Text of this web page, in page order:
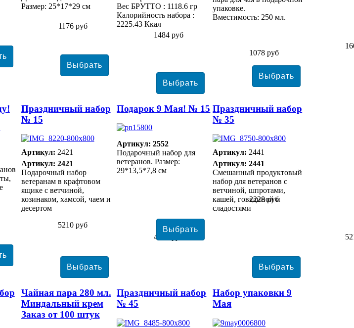
1176 руб
Размер: 25*17*29 см
1484 руб
Вес БРУТТО : 1118.6 гр
Калорийность набора :
2225.43 Ккал
1078 руб
упаковке.
Вместимость: 250 мл.
5210 руб
Праздничный набор
№ 15
Артикул: 2421
Артикул: 2421
Подарочный набор
ветеранам в крафтовом
ящике с ветчиной,
козинаком, хамсой, чаем и
десертом
4071 руб
Подарок 9 Мая! № 15
Артикул: 2552
Подарочный набор для
ветеранов. Размер:
29*13,5*7,8 см
2228 руб
Праздничный набор
№ 35
Артикул: 2441
Артикул: 2441
Смешанный продуктовый
набор для ветеранов с
ветчиной, шпротами,
кашей, говядиной и
сладостями
Чайная пара 280 мл.
Миндальный крем
Заказ от 100 штук
Праздничный набор
№ 45
Набор упаковки 9
Мая